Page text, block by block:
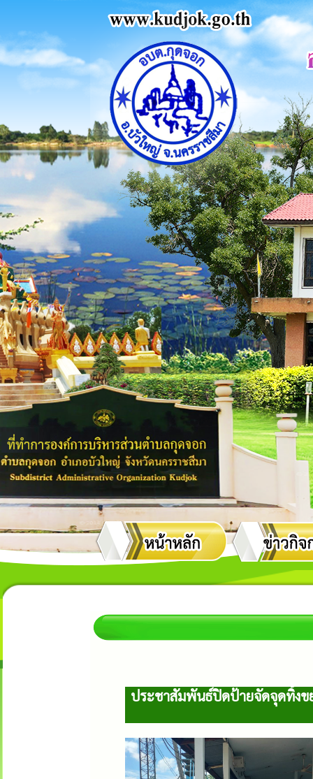
ประชาสัมพันธ์ปิดป้ายจัดจุดทิ้งข